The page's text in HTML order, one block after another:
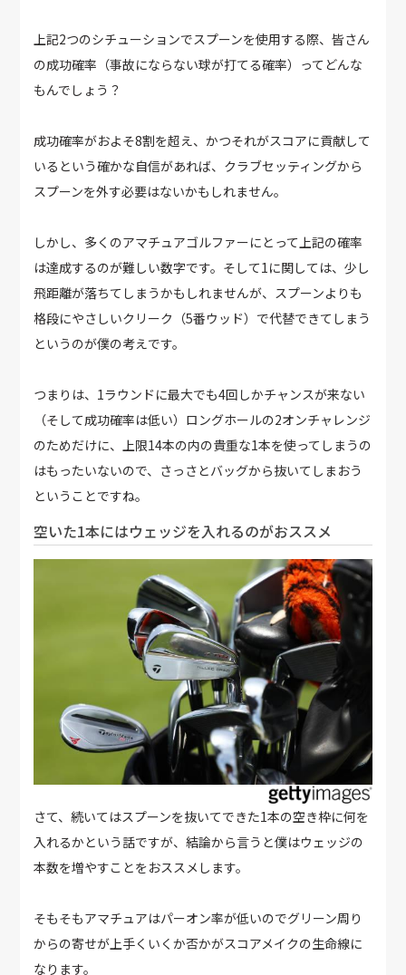
上記2つのシチューションでスプーンを使用する際、皆さん
の成功確率（事故にならない球が打てる確率）ってどんな
もんでしょう？
成功確率がおよそ8割を超え、かつそれがスコアに貢献して
いるという確かな自信があれば、クラブセッティングから
スプーンを外す必要はないかもしれません。
しかし、多くのアマチュアゴルファーにとって上記の確率
は達成するのが難しい数字です。そして1に関しては、少し
飛距離が落ちてしまうかもしれませんが、スプーンよりも
格段にやさしいクリーク（5番ウッド）で代替できてしまう
というのが僕の考えです。
つまりは、1ラウンドに最大でも4回しかチャンスが来ない
（そして成功確率は低い）ロングホールの2オンチャレンジ
のためだけに、上限14本の内の貴重な1本を使ってしまうの
はもったいないので、さっさとバッグから抜いてしまおう
ということですね。
空いた1本にはウェッジを入れるのがおススメ
さて、続いてはスプーンを抜いてできた1本の空き枠に何を
入れるかという話ですが、結論から言うと僕はウェッジの
本数を増やすことをおススメします。
そもそもアマチュアはパーオン率が低いのでグリーン周り
からの寄せが上手くいくか否かがスコアメイクの生命線に
なります。